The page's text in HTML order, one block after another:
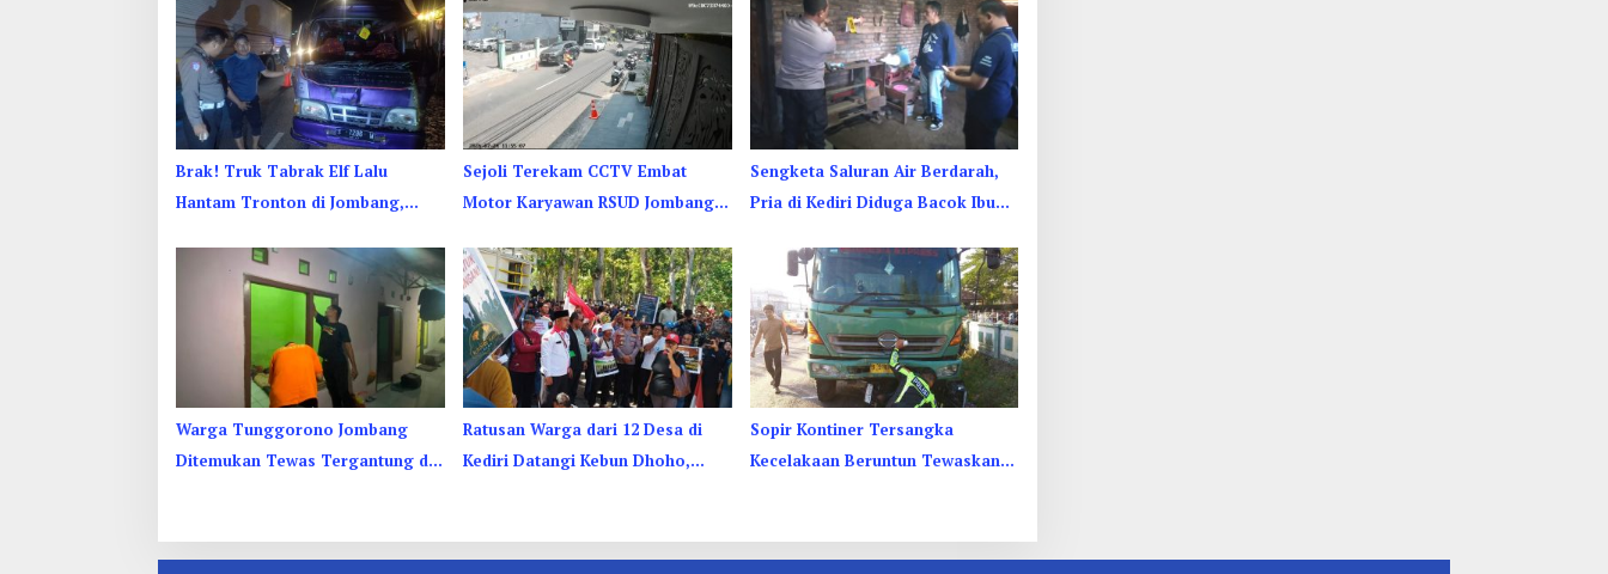
Brak! Truk Tabrak Elf Lalu
Hantam Tronton di Jombang,
Sejoli Terekam CCTV Embat
Motor Karyawan RSUD Jombang
Sengketa Saluran Air Berdarah,
Pria di Kediri Diduga Bacok Ibu
Warga Tunggorono Jombang
Ditemukan Tewas Tergantung di
Ratusan Warga dari 12 Desa di
Kediri Datangi Kebun Dhoho,
Sopir Kontiner Tersangka
Kecelakaan Beruntun Tewaskan 2